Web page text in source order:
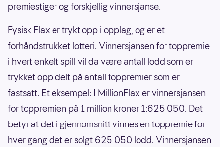
premiestiger og forskjellig vinnersjanse.
Fysisk Flax er trykt opp i opplag, og er et
forhåndstrukket lotteri. Vinnersjansen for toppremie
i hvert enkelt spill vil da være antall lodd som er
trykket opp delt på antall toppremier som er
fastsatt. Et eksempel: I MillionFlax er vinnersjansen
for toppremien på 1 million kroner 1:625 050. Det
betyr at det i gjennomsnitt vinnes en toppremie for
hver gang det er solgt 625 050 lodd. Vinnersjansen